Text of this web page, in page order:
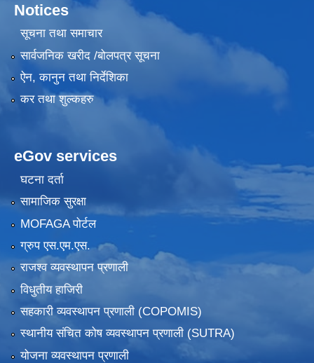
Notices
सूचना तथा समाचार
सार्वजनिक खरीद /बोलपत्र सूचना
ऐन, कानुन तथा निर्देशिका
कर तथा शुल्कहरु
eGov services
घटना दर्ता
सामाजिक सुरक्षा
MOFAGA पोर्टल
ग्रुप एस.एम.एस.
राजश्व व्यवस्थापन प्रणाली
विधुतीय हाजिरी
सहकारी व्यवस्थापन प्रणाली (COPOMIS)
स्थानीय संचित कोष व्यवस्थापन प्रणाली (SUTRA)
योजना व्यवस्थापन प्रणाली